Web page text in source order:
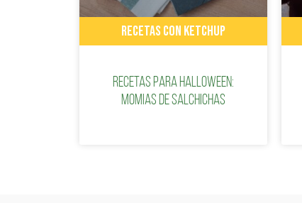
RECETAS CON KETCHUP
Recetas para Halloween:
Momias de salchichas